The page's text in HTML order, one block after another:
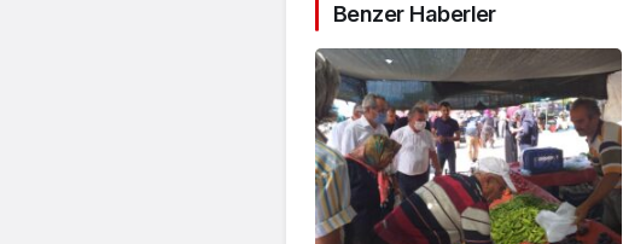
Benzer Haberler